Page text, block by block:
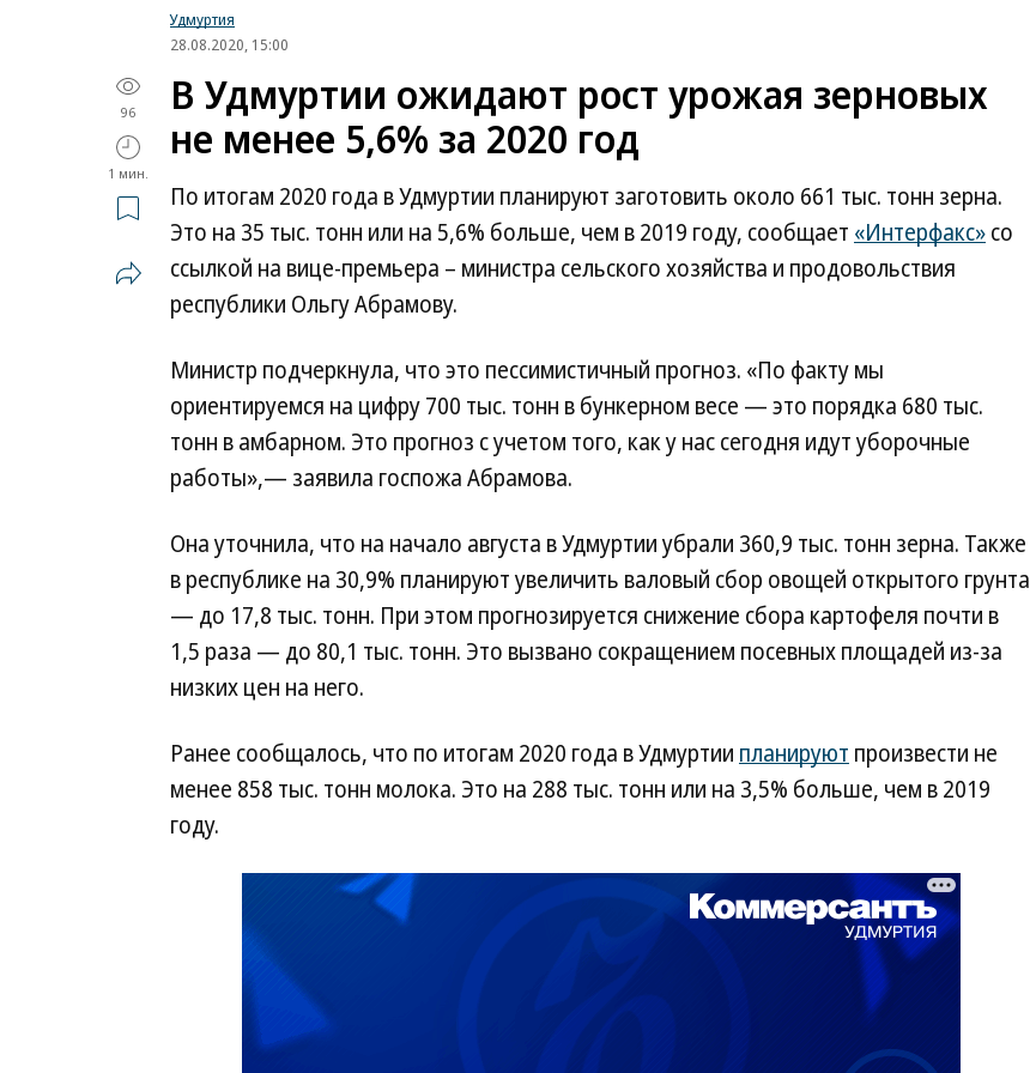
Удмуртия
28.08.2020, 15:00
96
1 мин.
В Удмуртии ожидают рост урожая зерновых
не менее 5,6% за 2020 год
По итогам 2020 года в Удмуртии планируют заготовить около 661 тыс. тонн зерна.
Это на 35 тыс. тонн или на 5,6% больше, чем в 2019 году, сообщает «Интерфакс»со
ссылкой на вице-премьера – министра сельского хозяйства и продовольствия
республики Ольгу Абрамову.
Министр подчеркнула, что это пессимистичный прогноз. «По факту мы
ориентируемся на цифру 700 тыс. тонн в бункерном весе — это порядка 680 тыс.
тонн в амбарном. Это прогноз с учетом того, как у нас сегодня идут уборочные
работы»,— заявила госпожа Абрамова.
Она уточнила, что на начало августа в Удмуртии убрали 360,9 тыс. тонн зерна. Также
в республике на 30,9% планируют увеличить валовый сбор овощей открытого грунта
— до 17,8 тыс. тонн. При этом прогнозируется снижение сбора картофеля почти в
1,5 раза — до 80,1 тыс. тонн. Это вызвано сокращением посевных площадей из-за
низких цен на него.
Ранее сообщалось, что по итогам 2020 года в Удмуртии планируют произвести не
менее 858 тыс. тонн молока. Это на 288 тыс. тонн или на 3,5% больше, чем в 2019
году.